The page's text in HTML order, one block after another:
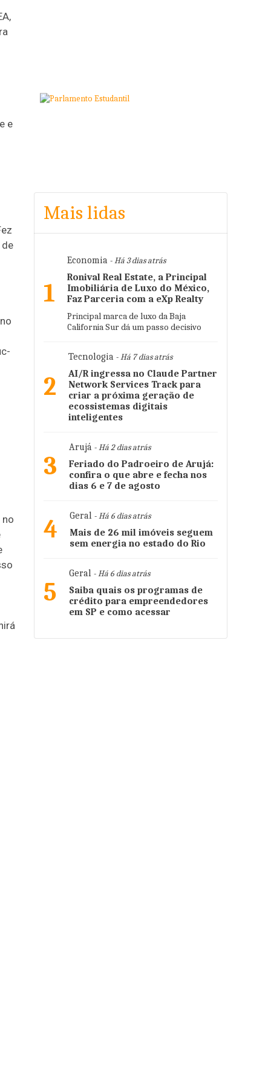
e
Mais lidas
1
Economia - Há 3 dias atrás
Ronival Real Estate, a Principal
Imobiliária de Luxo do México,
Faz Parceria com a eXp Realty
Principal marca de luxo da Baja
California Sur dá um passo decisivo
2
Tecnologia - Há 7 dias atrás
AI/R ingressa no Claude Partner
Network Services Track para
criar a próxima geração de
ecossistemas digitais
inteligentes
3
Arujá - Há 2 dias atrás
Feriado do Padroeiro de Arujá:
confira o que abre e fecha nos
dias 6 e 7 de agosto
4 Geral - Há 6 dias atrás
Mais de 26 mil imóveis seguem
sem energia no estado do Rio
5
Geral - Há 6 dias atrás
Saiba quais os programas de
crédito para empreendedores
em SP e como acessar